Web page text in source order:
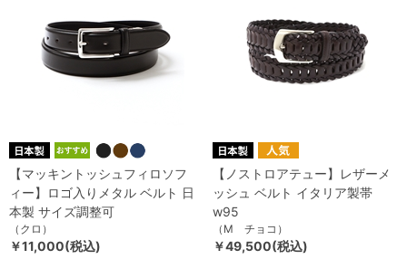
【マッキントッシュフィロソフ
ィー】ロゴ入りメタル ベルト 日
本製 サイズ調整可
（クロ）
￥11,000(税込)
【ノストロアテュー】レザーメ
ッシュ ベルト イタリア製帯
w95
（M チョコ）
￥49,500(税込)